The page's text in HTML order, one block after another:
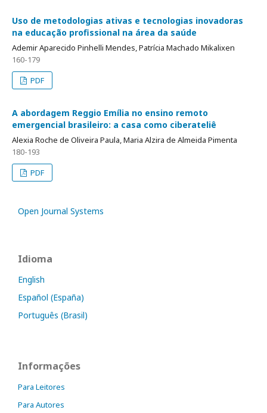
Uso de metodologias ativas e tecnologias inovadoras
na educação profissional na área da saúde
Ademir Aparecido Pinhelli Mendes, Patrícia Machado Mikalixen
160-179
PDF
A abordagem Reggio Emília no ensino remoto
emergencial brasileiro: a casa como ciberateliê
Alexia Roche de Oliveira Paula, Maria Alzira de Almeida Pimenta
180-193
PDF
Open Journal Systems
Idioma
English
Español (España)
Português (Brasil)
Informações
Para Leitores
Para Autores